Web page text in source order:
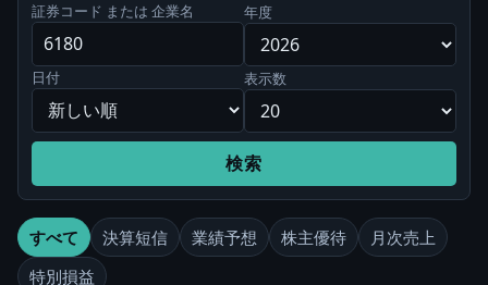
証券コード または 企業名 年度
日付 表示数
検索
すべて 決算短信 業績予想 株主優待
月次売上
特別損益